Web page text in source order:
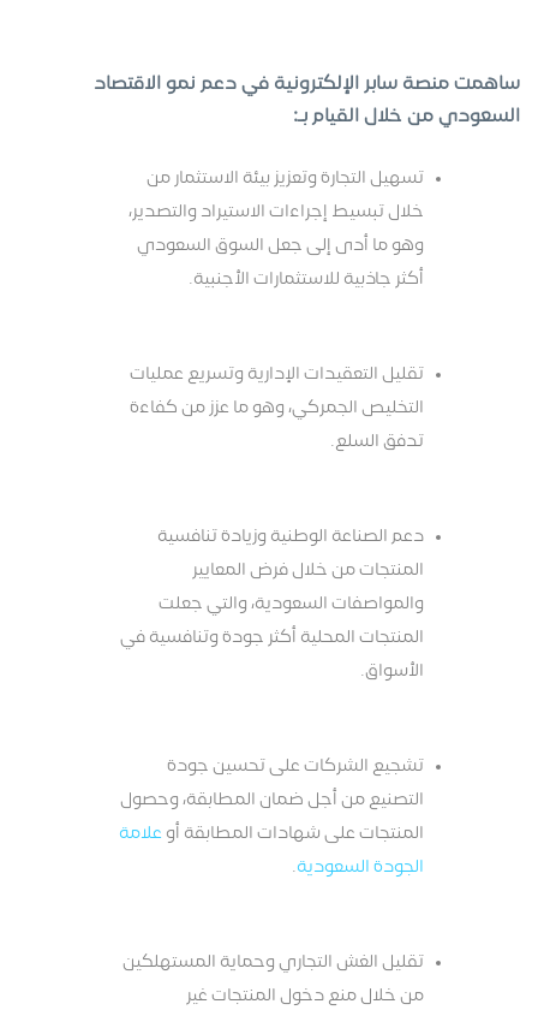
ساهمت منصة سابر الإلكترونية في دعم نمو الاقتصاد
السعودي من خلال القيام بـ:
تسهيل التجارة وتعزيز بيئة الاستثمار من
خلال تبسيط إجراءات الاستيراد والتصدير،
وهو ما أدى إلى جعل السوق السعودي
أكثر جاذبية للاستثمارات الأجنبية.
تقليل التعقيدات الإدارية وتسريع عمليات
التخليص الجمركي، وهو ما عزز من كفاءة
تدفق السلع.
دعم الصناعة الوطنية وزيادة تنافسية
المنتجات من خلال فرض المعايير
والمواصفات السعودية، والتي جعلت
المنتجات المحلية أكثر جودة وتنافسية في
الأسواق.
تشجيع الشركات على تحسين جودة
التصنيع من أجل ضمان المطابقة، وحصول
المنتجات على شهادات المطابقة أو علامة
الجودة السعودية.
تقليل الغش التجاري وحماية المستهلكين
من خلال منع دخول المنتجات غير